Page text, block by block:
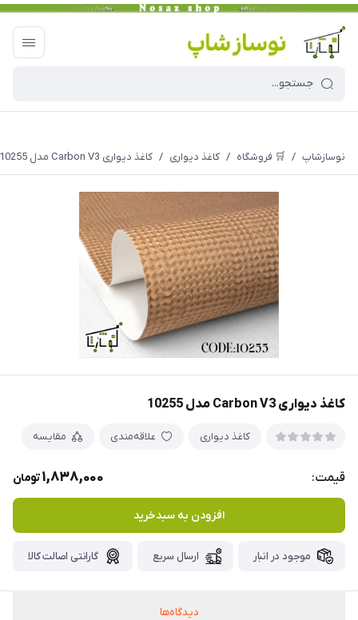
نوسازشاپ / 🛒 فروشگاه / کاغذ دیواری / کاغذ دیواری Carbon V3 مدل 10255
کاغذ دیواری Carbon V3 مدل 10255
کاغذ دیواری علاقه‌مندی مقایسه
قیمت: 1,838,000تومان
افزودن به سبدخرید
موجود در انبار ارسال سریع گارانتی اصالت کالا
دیدگاه‌ها